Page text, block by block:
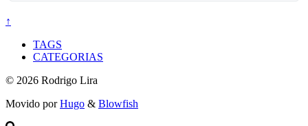
↑
TAGS
CATEGORIAS
© 2026 Rodrigo Lira
Movido porHugo & Blowfish